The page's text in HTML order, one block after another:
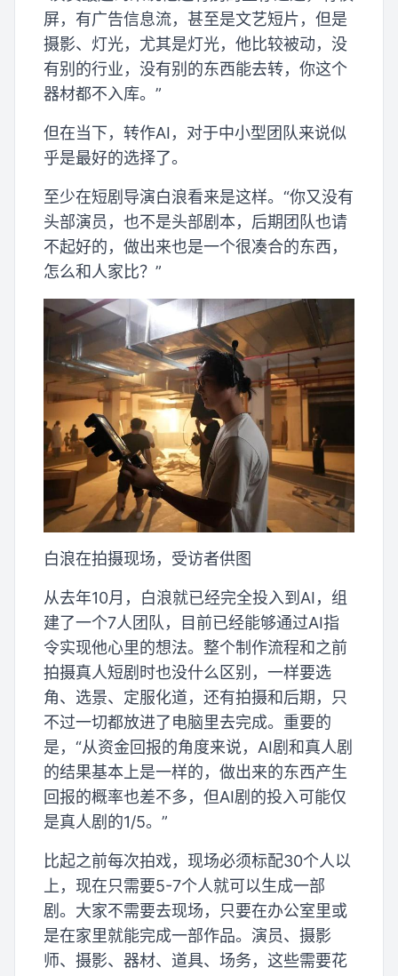
屏，有广告信息流，甚至是文艺短片，但是
摄影、灯光，尤其是灯光，他比较被动，没
有别的行业，没有别的东西能去转，你这个
器材都不入库。”
但在当下，转作AI，对于中小型团队来说似
乎是最好的选择了。
至少在短剧导演白浪看来是这样。“你又没有
头部演员，也不是头部剧本，后期团队也请
不起好的，做出来也是一个很凑合的东西，
怎么和人家比？”
白浪在拍摄现场，受访者供图
从去年10月，白浪就已经完全投入到AI，组
建了一个7人团队，目前已经能够通过AI指
令实现他心里的想法。整个制作流程和之前
拍摄真人短剧时也没什么区别，一样要选
角、选景、定服化道，还有拍摄和后期，只
不过一切都放进了电脑里去完成。重要的
是，“从资金回报的角度来说，AI剧和真人剧
的结果基本上是一样的，做出来的东西产生
回报的概率也差不多，但AI剧的投入可能仅
是真人剧的1/5。”
比起之前每次拍戏，现场必须标配30个人以
上，现在只需要5-7个人就可以生成一部
剧。大家不需要去现场，只要在办公室里或
是在家里就能完成一部作品。演员、摄影
师、摄影、器材、道具、场务，这些需要花